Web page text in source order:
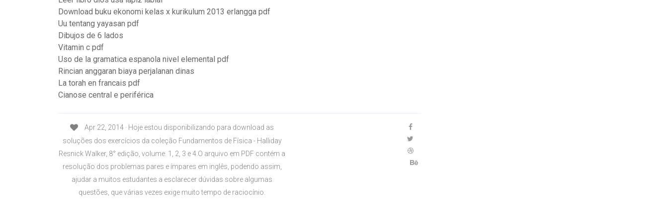
Download buku ekonomi kelas x kurikulum 2013 erlangga pdf
Uu tentang yayasan pdf
Dibujos de 6 lados
Vitamin c pdf
Uso de la gramatica espanola nivel elemental pdf
Rincian anggaran biaya perjalanan dinas
La torah en francais pdf
Cianose central e periférica
Apr 22, 2014 · Hoje estou disponibilizando para download as
soluções dos exercícios da coleção Fundamentos de Física - Halliday
Resnick Walker, 8° edição, volume. 1, 2, 3 e 4.O arquivo em PDF contém a
resolução dos problemas pares e ímpares em inglês, podendo assim,
ajudar a muitos estudantes a esclarecer dúvidas sobre algumas
questões, que várias vezes exige muito tempo de raciocínio.